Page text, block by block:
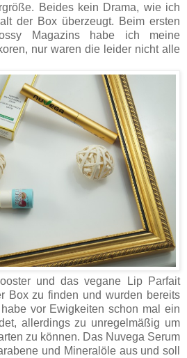
Beides kein Drama, wie ich
der Box überzeugt. Beim ersten
Magazins habe ich meine
nur waren die leider nicht alle
und das vegane Lip Parfait
Box zu finden und wurden bereits
vor Ewigkeiten schon mal ein
allerdings zu unregelmäßig um
zu können. Das Nuvega Serum
und Mineralöle aus und soll